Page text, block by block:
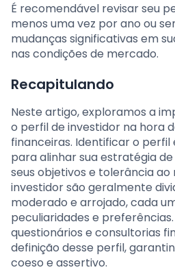
É recomendável revisar seu
menos uma vez por ano ou
mudanças significativas em
nas condições de mercado.
Recapitulando
Neste artigo, exploramos a
o perfil de investidor na hora
financeiras. Identificar o perfil
para alinhar sua estratégia
seus objetivos e tolerância ao
investidor são geralmente
moderado e arrojado, cada
peculiaridades e
questionários e consultorias
definição desse perfil,
coeso e assertivo.